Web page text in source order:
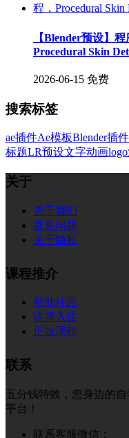
【Blender预设】
Procedural Skin
2026-06-15 免费
搜索标签
ae插件Ae模板Blender插件
标题LR预设文字动画logo
关于
关于我们
常见问题
关于隐私
课程推介
帮助社区
讲师入住
正版课程
联系
五分钱特效，您身边的自
平台！
联系客服微信：